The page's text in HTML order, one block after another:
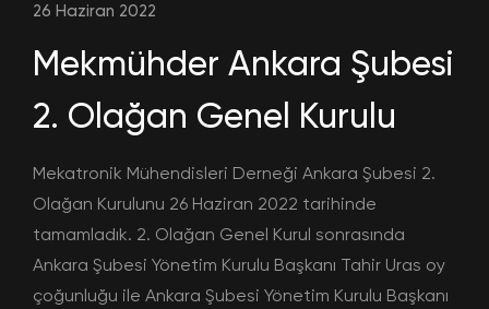
26 Haziran 2022
Mekmühder Ankara Şubesi
2. Olağan Genel Kurulu
Mekatronik Mühendisleri Derneği Ankara Şubesi 2.
Olağan Kurulunu 26 Haziran 2022 tarihinde
tamamladık. 2. Olağan Genel Kurul sonrasında
Ankara Şubesi Yönetim Kurulu Başkanı Tahir Uras oy
çoğunluğu ile Ankara Şubesi Yönetim Kurulu Başkanı